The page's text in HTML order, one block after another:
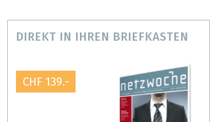
DIREKT IN IHREN BRIEFKASTEN
CHF 139.-